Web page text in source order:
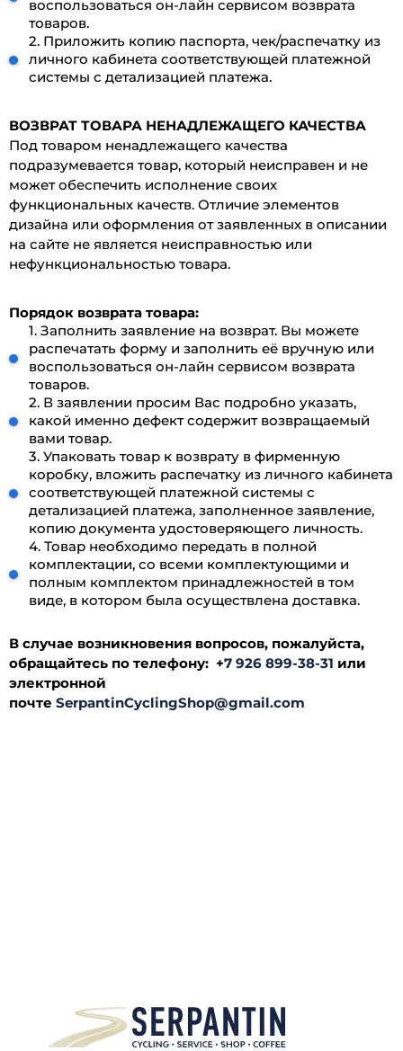
воспользоваться он-лайн сервисом возврата
товаров.
2. Приложить копию паспорта, чек/распечатку из
личного кабинета соответствующей платежной
системы с детализацией платежа.
ВОЗВРАТ ТОВАРА НЕНАДЛЕЖАЩЕГО КАЧЕСТВА
Под товаром ненадлежащего качества
подразумевается товар, который неисправен и не
может обеспечить исполнение своих
функциональных качеств. Отличие элементов
дизайна или оформления от заявленных в описании
на сайте не является неисправностью или
нефункциональностью товара.
Порядок возврата товара:
1. Заполнить заявление на возврат. Вы можете
распечатать форму и заполнить её вручную или
воспользоваться он-лайн сервисом возврата
товаров.
2. В заявлении просим Вас подробно указать,
какой именно дефект содержит возвращаемый
вами товар.
3. Упаковать товар к возврату в фирменную
коробку, вложить распечатку из личного кабинета
соответствующей платежной системы с
детализацией платежа, заполненное заявление,
копию документа удостоверяющего личность.
4. Товар необходимо передать в полной
комплектации, со всеми комплектующими и
полным комплектом принадлежностей в том
виде, в котором была осуществлена доставка.
В случае возникновения вопросов, пожалуйста,
обращайтесь по телефону: +7 926 899-38-31 или
электронной
почте SerpantinCyclingShop@gmail.com